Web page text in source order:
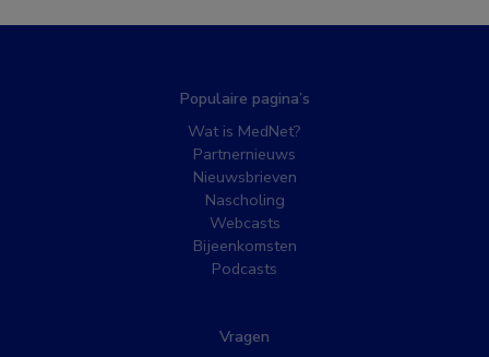
Populaire pagina’s
Wat is MedNet?
Partnernieuws
Nieuwsbrieven
Nascholing
Webcasts
Bijeenkomsten
Podcasts
Vragen